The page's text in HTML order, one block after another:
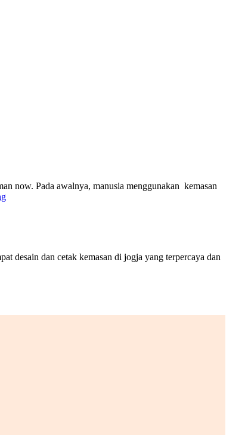
now. Pada awalnya, manusia menggunakan kemasan
desain dan cetak kemasan di jogja yang terpercaya dan